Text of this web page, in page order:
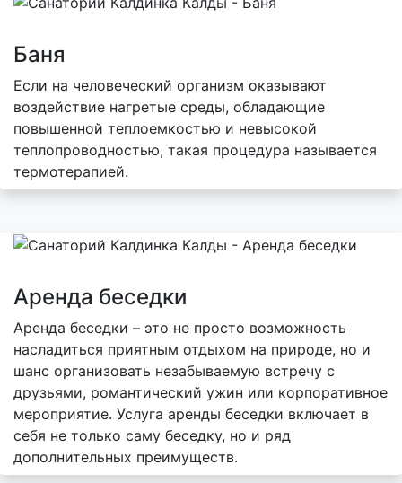
Баня
Если на человеческий организм оказывают
воздействие нагретые среды, обладающие
повышенной теплоемкостью и невысокой
теплопроводностью, такая процедура называется
термотерапией.
Аренда беседки
Аренда беседки – это не просто возможность
насладиться приятным отдыхом на природе, но и
шанс организовать незабываемую встречу с
друзьями, романтический ужин или корпоративное
мероприятие. Услуга аренды беседки включает в
себя не только саму беседку, но и ряд
дополнительных преимуществ.